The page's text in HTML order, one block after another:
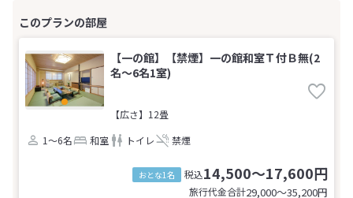
【一の館】【禁煙】一の館和室Ｔ付Ｂ無(2
名～6名1室)
【広さ】12畳
1～6名
和室 トイレ 禁煙
おとな1名 税込14,500～17,600円
旅行代金合計29,000〜35,200円